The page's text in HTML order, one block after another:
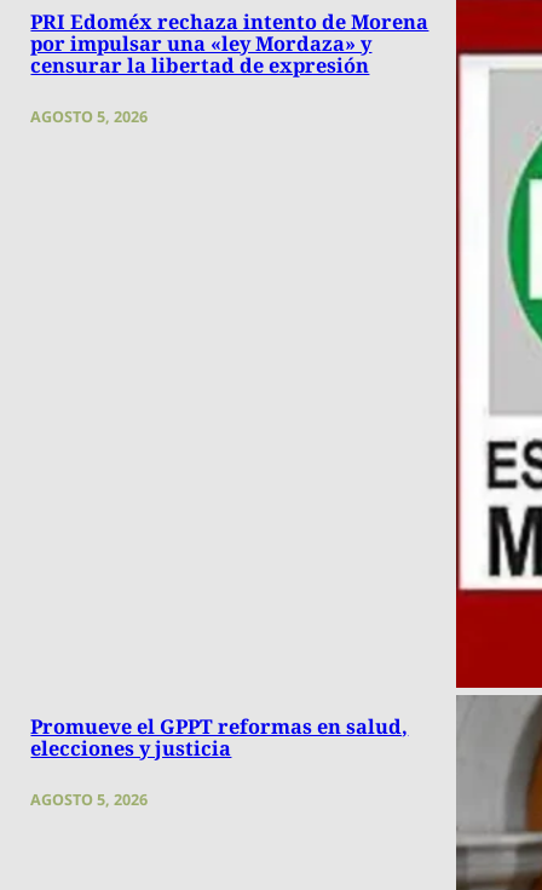
PRI Edoméx rechaza intento de Morena
por impulsar una «ley Mordaza» y
censurar la libertad de expresión
AGOSTO 5, 2026
Promueve el GPPT reformas en salud,
elecciones y justicia
AGOSTO 5, 2026